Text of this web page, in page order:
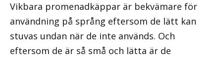
Vikbara promenadkäppar är bekvämare för
användning på språng eftersom de lätt kan
stuvas undan när de inte används. Och
eftersom de är så små och lätta är de